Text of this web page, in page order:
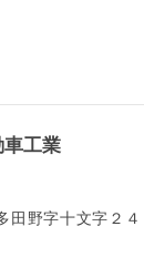
工業
田野字十文字２４